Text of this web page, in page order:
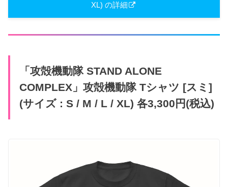
XL) の詳細
「攻殻機動隊 STAND ALONE
COMPLEX」攻殻機動隊 Tシャツ [スミ]
(サイズ : S / M / L / XL) 各3,300円(税込)